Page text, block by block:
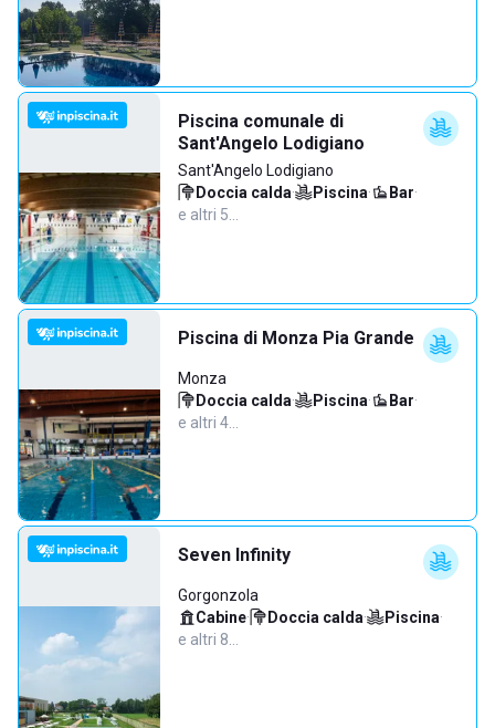
Piscina comunale di
Sant'Angelo Lodigiano
Sant'Angelo Lodigiano
Doccia calda· Piscina· Bar·
e altri 5…
Piscina di Monza Pia Grande
Monza
Doccia calda· Piscina· Bar·
e altri 4…
Seven Infinity
Gorgonzola
Cabine· Doccia calda· Piscina·
e altri 8…